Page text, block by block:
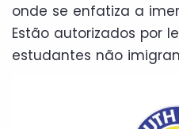
onde se enfatiza a
Estão autorizados por
estudantes não